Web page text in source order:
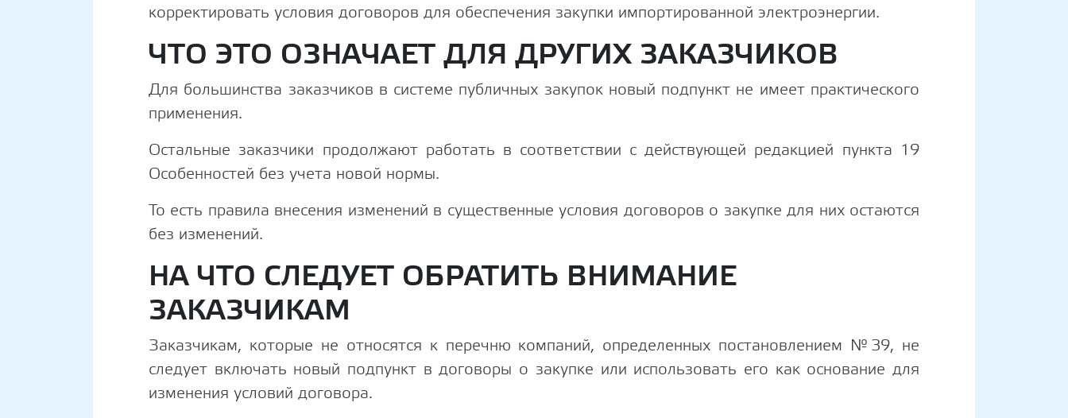
корректировать условия договоров для обеспечения закупки импортированной электроэнергии.
ЧТО ЭТО ОЗНАЧАЕТ ДЛЯ ДРУГИХ ЗАКАЗЧИКОВ
Для большинства заказчиков в системе публичных закупок новый подпункт не имеет практического
применения.
Остальные заказчики продолжают работать в соответствии с действующей редакцией пункта 19
Особенностей без учета новой нормы.
То есть правила внесения изменений в существенные условия договоров о закупке для них остаются
без изменений.
НА ЧТО СЛЕДУЕТ ОБРАТИТЬ ВНИМАНИЕ
ЗАКАЗЧИКАМ
Заказчикам, которые не относятся к перечню компаний, определенных постановлением №39, не
следует включать новый подпункт в договоры о закупке или использовать его как основание для
изменения условий договора.